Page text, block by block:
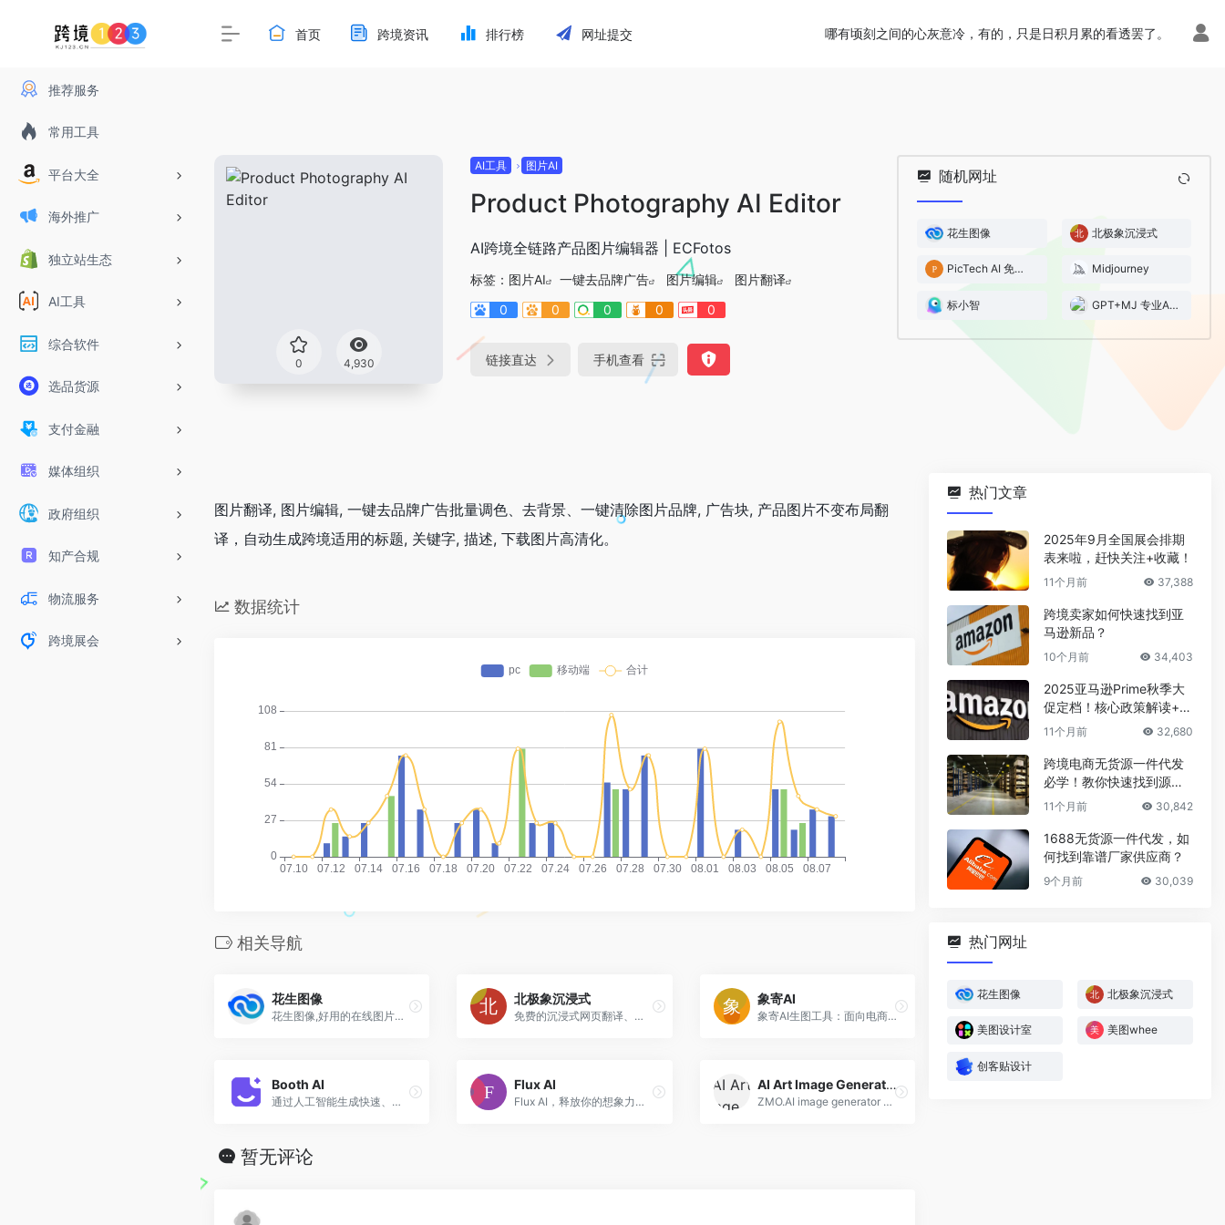
推荐服务
常用工具
平台大全
海外推广
独立站生态
AI工具
综合软件
选品货源
支付金融
媒体组织
政府组织
知产合规
物流服务
跨境展会
首页 跨境资讯 排行榜 网址提交 哪有顷刻之间的心灰意冷，有的，只是日积月累的看透罢了。
0 4,930
AI工具 图片AI
Product Photography AI Editor
AI跨境全链路产品图片编辑器 | ECFotos
标签： 图片AI 一键去品牌广告 图片编辑
图片翻译
0
0 0 0 0
链接直达 手机查看
随机网址
花生图像 北极象沉浸式
PicTech AI 免费在线图片翻译 Midjourney
标小智 GPT+MJ 专业AI站
图片翻译, 图片编辑, 一键去品牌广告批量调色、去背景、一键清除图片品牌, 广告块, 产品图片不变布局翻
译，自动生成跨境适用的标题, 关键字, 描述, 下载图片高清化。
数据统计
相关导航
花生图像
花生图像,好用的在线图片编辑工具,支持在线抠图改图,上传商品图片自动去除背景,跨境电商图片翻译,自动识别图片文字多语种互相翻译,图片译后二次编辑修改,助力商家降
北极象沉浸式
免费的沉浸式网页翻译、划词翻译，集成了DeepL、谷歌、百度、GPT等前沿技术，视频双语字幕翻译(Youtube,Netflix)，跨境电商专供版图片翻译
象寄AI
象寄AI生图工具：面向电商和营销人员的专业AI制作工具，生成式AI驱动的电商和营销SaaS系统。
Booth AI
通过人工智能生成快速、廉价、高质量的图像，无需实物样本。通过上传您自己产品的图像，并通过编写简单的提示轻松生成专业级产品照片，并创建您想要的结果。
Flux AI
Flux AI，释放你的想象力，用文字生成图像
AI Art Image Generator
ZMO.AI image generator supports more than 100+ text to image models, ai photo generator, controlNet etc. Try best AI picture generator for free
暂无评论
热门文章
2025年9月全国展会排期
表来啦，赶快关注+收藏！
11个月前 37,388
跨境卖家如何快速找到亚
马逊新品？
10个月前 34,403
2025亚马逊Prime秋季大
促定档！核心政策解读+爆
款选品攻略
11个月前 32,680
跨境电商无货源一件代发
必学！教你快速找到源头
厂家
11个月前 30,842
1688无货源一件代发，如
何找到靠谱厂家供应商？
9个月前 30,039
热门网址
花生图像 北极象沉浸式
美图设计室 美图whee
创客贴设计